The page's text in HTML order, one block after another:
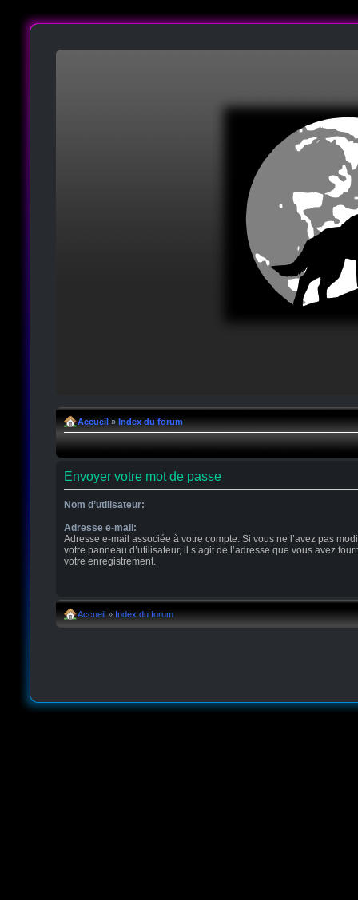
Accueil » Index du forum
Envoyer votre mot de passe
Nom d’utilisateur:
Adresse e-mail:
Adresse e-mail associée à votre compte. Si vous ne l’avez pas
votre panneau d’utilisateur, il s’agit de l’adresse que vous avez
votre enregistrement.
Accueil » Index du forum